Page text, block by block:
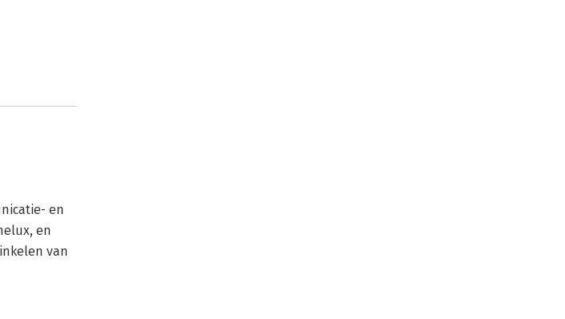
en
en
van